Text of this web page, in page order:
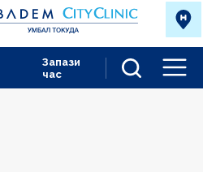
Запази
час